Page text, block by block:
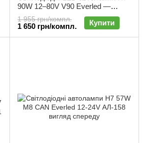
90W 12–80V V90 Everled —
комплект 2 шт | АЛ-203
1 955 грн/компл.
1 650 грн/компл. Купити